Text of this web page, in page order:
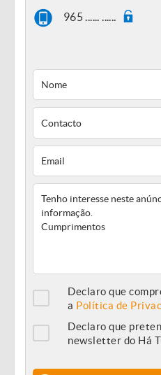
965 ...... ......
Declaro que
a Política de
Declaro que
newsletter do Há